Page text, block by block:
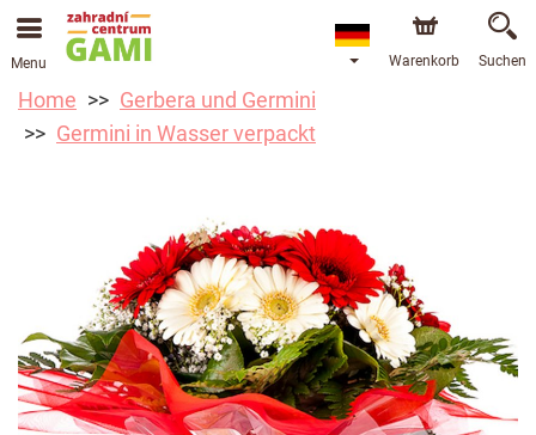
Menu Warenkorb Suchen
Home
Gerbera und Germini
Germini in Wasser verpackt